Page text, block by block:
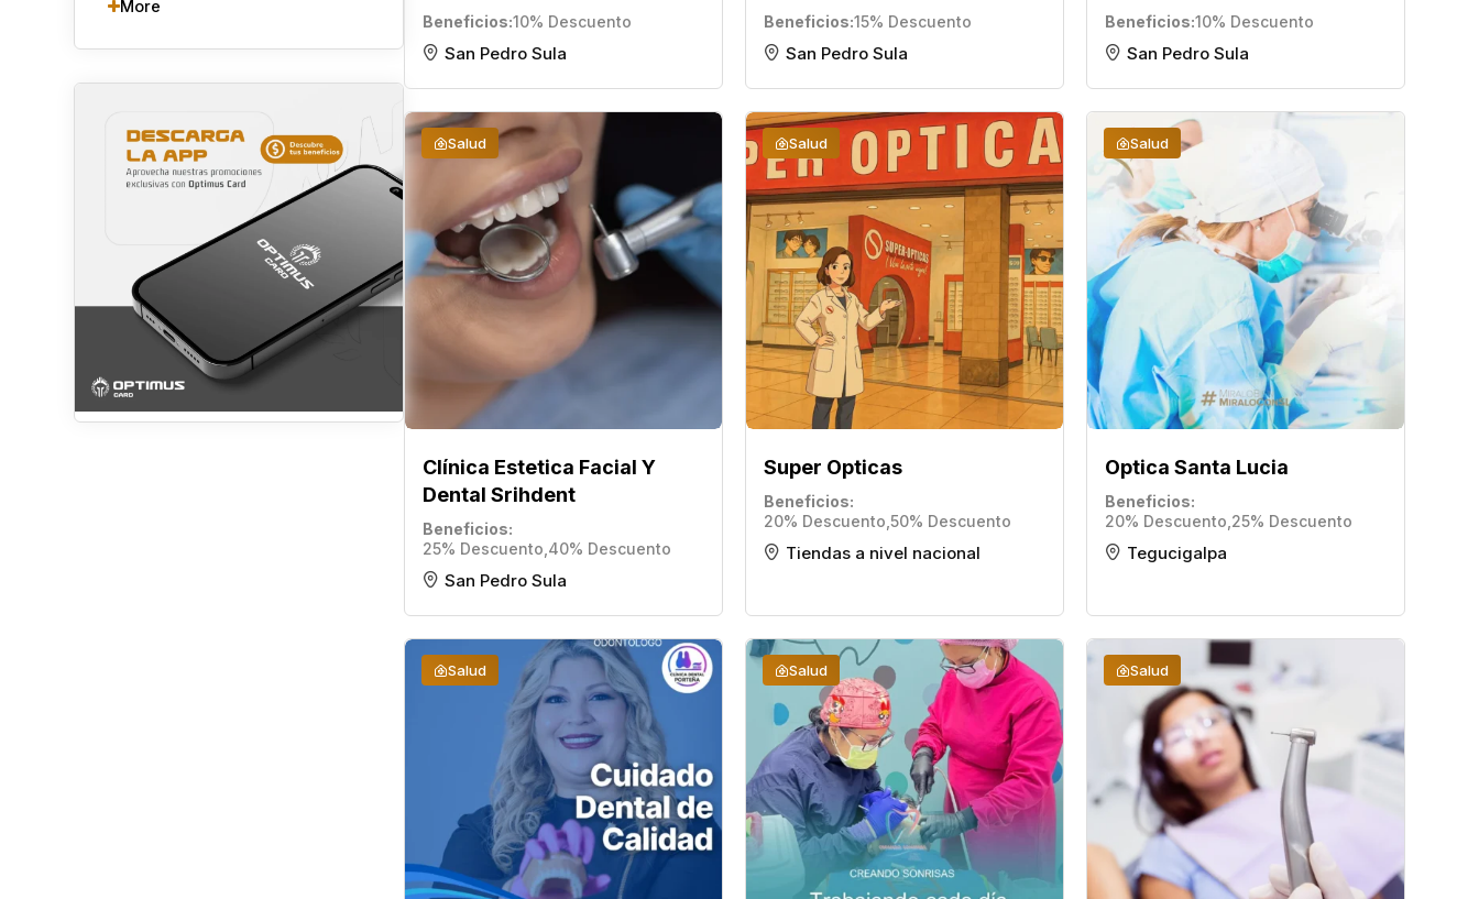
Beneficios 10% Descuento
San Pedro Sula
Beneficios 15% Descuento
San Pedro Sula
Beneficios 10% Descuento
San Pedro Sula
Clínica Estetica Facial Y
Dental Srihdent
Beneficios
25% Descuento 40% Descuento
Salud
San Pedro Sula
Super Opticas
Beneficios
20% Descuento 50% Descuento
Salud
Tiendas a nivel nacional
Optica Santa Lucia
Beneficios
20% Descuento 25% Descuento
Salud
Tegucigalpa
Salud Salud Salud
More